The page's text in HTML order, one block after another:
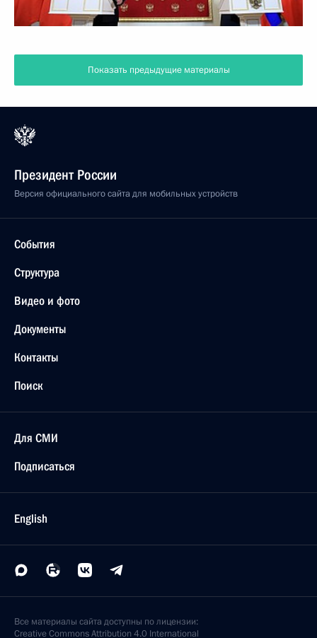
Показать предыдущие материалы
Президент России
Версия официального сайта для мобильных устройств
События
Структура
Видео и фото
Документы
Контакты
Поиск
Для СМИ
Подписаться
English
Все материалы сайта доступны по лицензии:
Creative Commons Attribution 4.0 International